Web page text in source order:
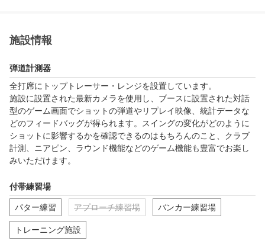
施設情報
弾道計測器
全打席にトップトレーサー・レンジを設置しています。
施設に設置された最新カメラを使用し、ブースに設置された対話
型のゲーム画面でショットの弾道やリプレイ映像、統計データな
どのフィードバッグが得られます。スイングの変化がどのように
ショットに影響するかを確認できるのはもちろんのこと、クラブ
計測、ニアピン、ラウンド機能などのゲーム機能も豊富でお楽し
みいただけます。
付帯練習場
パター練習 アプローチ練習場 バンカー練習場
トレーニング施設